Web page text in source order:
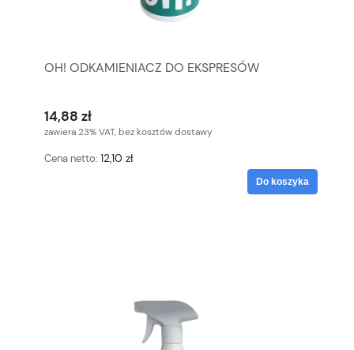
OH! ODKAMIENIACZ DO EKSPRESÓW
14,88 zł
zawiera 23% VAT, bez kosztów dostawy
Cena netto: 12,10 zł
Do koszyka